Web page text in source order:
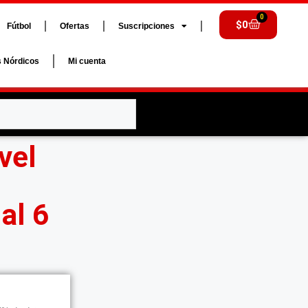
Fútbol Ofertas Suscripciones
Nórdicos Mi cuenta
$0
0
6